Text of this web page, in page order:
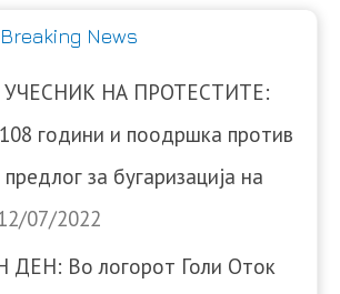
News
УЧЕСНИК НА ПРОТЕСТИТЕ:
години и поодршка против
за бугаризација на
07/2022
Во логорот Голи Оток